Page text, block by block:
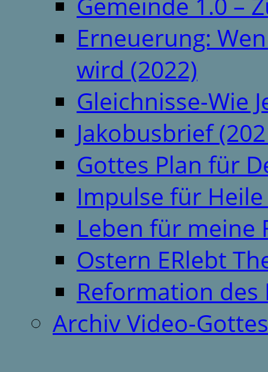
Erneuerung:
wird (2022)
Gleichnisse-Wie
Jakobusbrief
Gottes Plan für
Impulse für
Leben für meine
Ostern ERlebt
Reformation des
Archiv Video-